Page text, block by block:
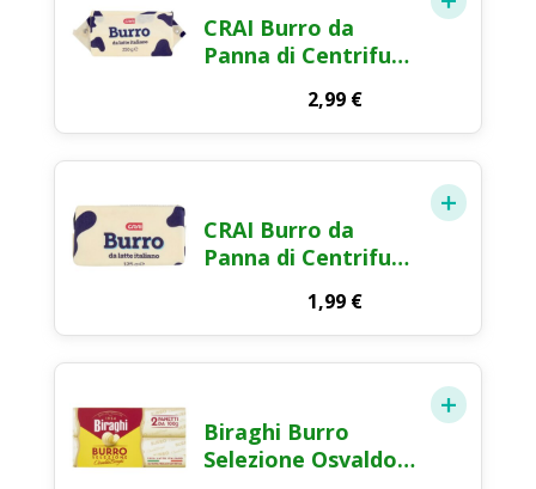
CRAI Burro da
Panna di Centrifuga
2,99 €
CRAI Burro da
Panna di Centrifuga
1,99 €
Biraghi Burro
Selezione Osvaldo